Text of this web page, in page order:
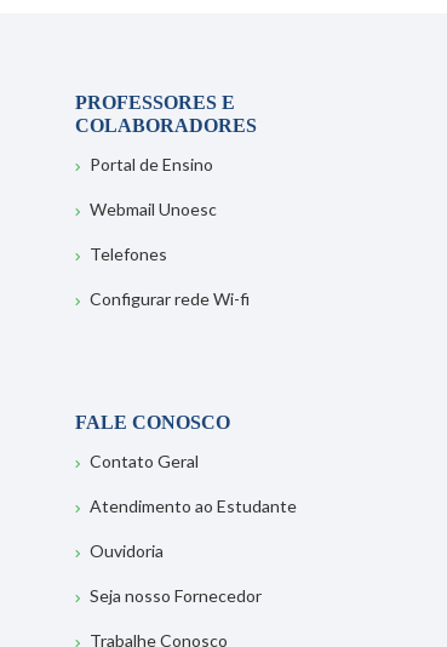
PROFESSORES E
COLABORADORES
Portal de Ensino
Webmail Unoesc
Telefones
Configurar rede Wi-fi
FALE CONOSCO
Contato Geral
Atendimento ao Estudante
Ouvidoria
Seja nosso Fornecedor
Trabalhe Conosco